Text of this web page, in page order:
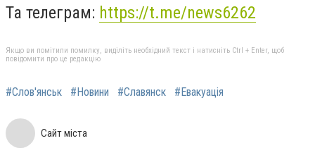
Та телеграм: https://t.me/news6262
Якщо ви помітили помилку, виділіть необхідний текст і натисніть Ctrl + Enter, щоб
повідомити про це редакцію
#Слов'янськ #Новини #Славянск #Евакуація
Сайт міста